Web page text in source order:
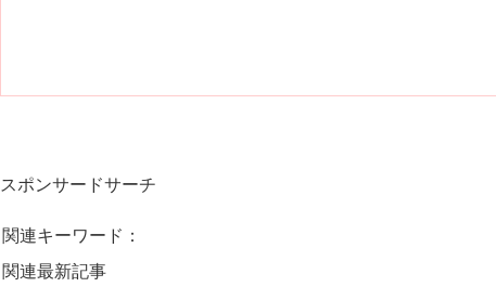
スポンサードサーチ
関連キーワード：
関連最新記事